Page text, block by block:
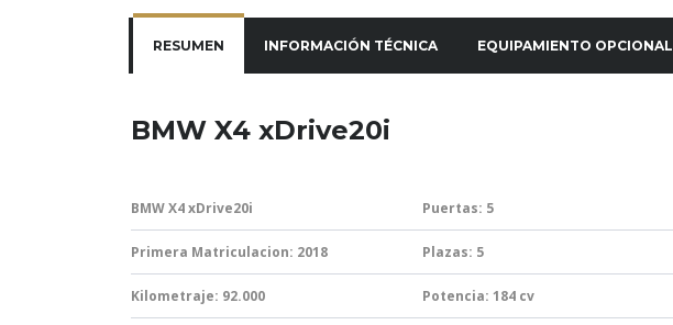
RESUMEN INFORMACIÓN TÉCNICA EQUIPAMIENTO OPCIONAL
BMW X4 xDrive20i
BMW X4 xDrive20i Puertas: 5
Primera Matriculacion: 2018 Plazas: 5
Kilometraje: 92.000 Potencia: 184 cv